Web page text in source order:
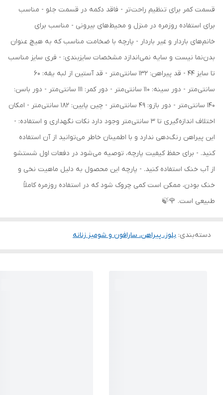
قسمت کمر برای تنظیم راحت‌تر - فاقد دکمه در قسمت جلو - مناسب
برای استفاده روزمره در منزل و محیط‌های بیرونی - مناسب برای
خانم‌های باردار و غیر باردار - پارچه با ضخامت مناسب که به هیچ عنوان
بدن‌نما نیست و سایه نمی‌اندازد مشخصات سایزبندی: - فری سایز مناسب
تا سایز 44 - قد پیراهن: 132 سانتی‌متر - قد آستین از لبه یقه: 60
سانتی‌متر - دور سینه: 110 سانتی‌متر - دور کمر: 111 سانتی‌متر - دور باسن:
140 سانتی‌متر - دور بازو: 49 سانتی‌متر - چین پایین: 182 سانتی‌متر - امکان
اختلاف اندازه‌گیری تا 3 سانتی‌متر وجود دارد نکات نگهداری و استفاده: -
این پیراهن رنگ‌دهی ندارد و با اطمینان خاطر می‌توانید از آن استفاده
کنید. - برای حفظ کیفیت پارچه، توصیه می‌شود در دفعات اول شستشو
از آب خنک استفاده کنید. - پارچه این محصول به دلیل ماهیت نخی و
خنک بودن، ممکن است کمی چروک شود که در استفاده روزمره کاملاً
طبیعی است. 🌹🍃
دسته‌بندی: بلوز، پیراهن، سارافون و شومیز زنانه